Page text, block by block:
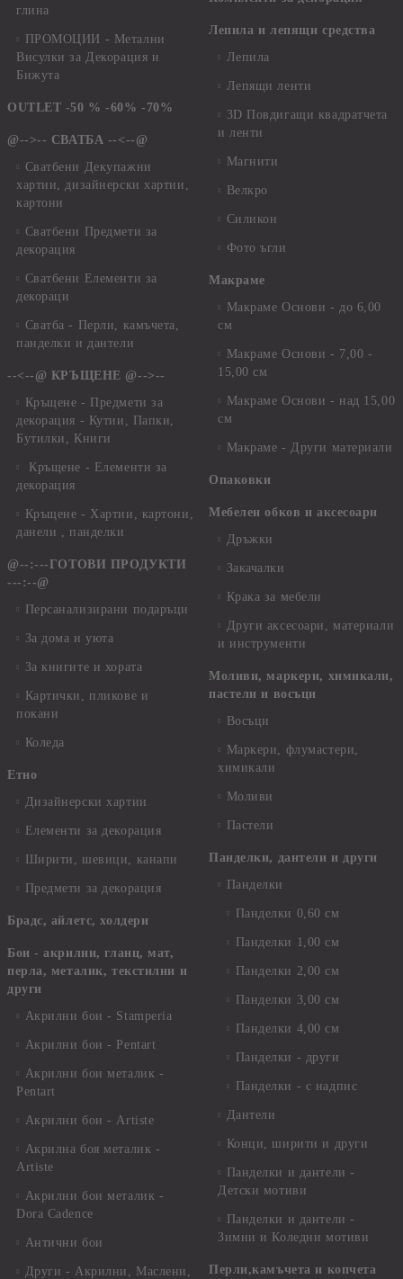
глина
ПРОМОЦИИ - Метални
Висулки за Декорация и
Бижута
OUTLET -50 % -60% -70%
@-->-- СВАТБА --<--@
Сватбени Декупажни
хартии, дизайнерски хартии,
картони
Сватбени Предмети за
декорация
Сватбени Елементи за
декораци
Сватба - Перли, камъчета,
панделки и дантели
--<--@ КРЪЩЕНЕ @-->--
Кръщене - Предмети за
декорация - Кутии, Папки,
Бутилки, Книги
Кръщене - Елементи за
декорация
Кръщене - Хартии, картони,
данели , панделки
@--:---ГОТОВИ ПРОДУКТИ
---:--@
Персанализирани подаръци
За дома и уюта
За книгите и хората
Картички, пликове и
покани
Коледа
Етно
Дизайнерски хартии
Елементи за декорация
Ширити, шевици, канапи
Предмети за декорация
Брадс, айлетс, холдери
Бои - акрилни, гланц, мат,
перла, металик, текстилни и
други
Акрилни бои - Stamperia
Акрилни бои - Pentart
Акрилни бои металик -
Pentart
Акрилни бои - Artiste
Акрилна боя металик -
Artiste
Акрилни бои металик -
Dora Cadence
Антични бои
Други - Акрилни, Маслени,
Лепила и лепящи средства
Лепила
Лепящи ленти
3D Повдигащи квадратчета
и ленти
Магнити
Велкро
Силикон
Фото ъгли
Макраме
Макраме Основи - до 6,00
см
Макраме Основи - 7,00 -
15,00 см
Макраме Основи - над 15,00
см
Макраме - Други материали
Опаковки
Мебелен обков и аксесоари
Дръжки
Закачалки
Крака за мебели
Други аксесоари, материали
и инструменти
Моливи, маркери, химикали,
пастели и восъци
Восъци
Маркери, флумастери,
химикали
Моливи
Пастели
Панделки, дантели и други
Панделки
Панделки 0,60 см
Панделки 1,00 см
Панделки 2,00 см
Панделки 3,00 см
Панделки 4,00 см
Панделки - други
Панделки - с надпис
Дантели
Конци, ширити и други
Панделки и дантели -
Детски мотиви
Панделки и дантели -
Зимни и Коледни мотиви
Перли,камъчета и копчета